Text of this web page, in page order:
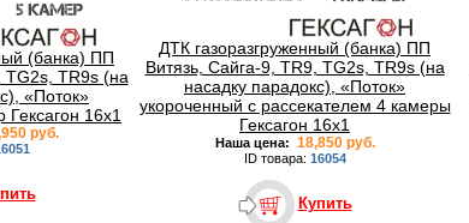
(банка) ПП
TG2s, TR9s (на
«Поток»
16x1
руб.
ДТК газоразгруженный (банка) ПП
Витязь, Сайга-9, TR9, TG2s, TR9s (на
насадку парадокс), «Поток»
укороченный с рассекателем 4 камеры
Гексагон 16x1
Наша цена: 18,850 руб.
ID товара: 16054
Купить